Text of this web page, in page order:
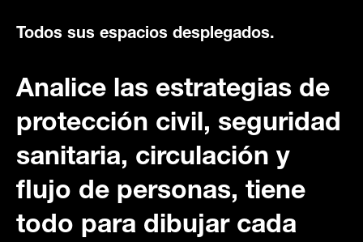
Todos sus espacios desplegados.
Analice las estrategias de
protección civil, seguridad
sanitaria, circulación y
flujo de personas, tiene
todo para dibujar cada